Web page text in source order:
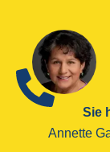
Sie
Annette